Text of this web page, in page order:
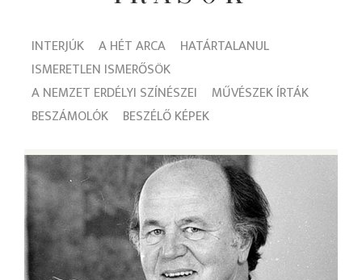
INTERJÚK A HÉT ARCA
HATÁRTALANUL
ISMERETLEN ISMERŐSÖK
A NEMZET ERDÉLYI SZÍNÉSZEI
MŰVÉSZEK ÍRTÁK
BESZÁMOLÓK
BESZÉLŐ KÉPEK